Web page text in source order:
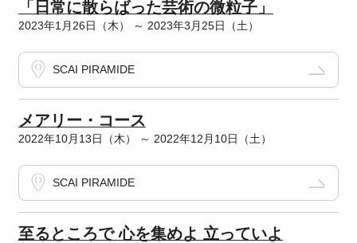
「日常に散らばった芸術の微粒子」
2023年1月26日（木） ～ 2023年3月25日（土）
SCAI PIRAMIDE
メアリー・コース
2022年10月13日（木） ～ 2022年12月10日（土）
SCAI PIRAMIDE
至るところで 心を集めよ 立っていよ